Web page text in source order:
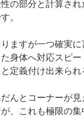
の部分と計算さ
。
ますが一つ確実
身体へ対応スピ
定義付け出来られ
んとコーナーが
、これも極限の